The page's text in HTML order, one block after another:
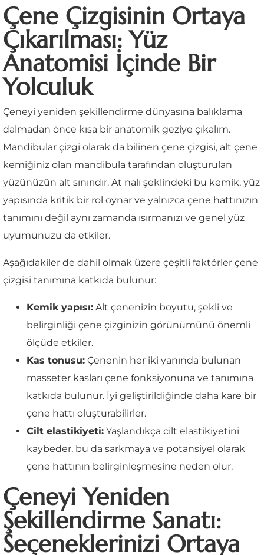
Çene Çizgisinin Ortaya
Çıkarılması: Yüz
Anatomisi İçinde Bir
Yolculuk
Çeneyi yeniden şekillendirme dünyasına balıklama
dalmadan önce kısa bir anatomik geziye çıkalım.
Mandibular çizgi olarak da bilinen çene çizgisi, alt çene
kemiğiniz olan mandibula tarafından oluşturulan
yüzünüzün alt sınırıdır. At nalı şeklindeki bu kemik, yüz
yapısında kritik bir rol oynar ve yalnızca çene hattınızın
tanımını değil aynı zamanda ısırmanızı ve genel yüz
uyumunuzu da etkiler.
Aşağıdakiler de dahil olmak üzere çeşitli faktörler çene
çizgisi tanımına katkıda bulunur:
Kemik yapısı: Alt çenenizin boyutu, şekli ve
belirginliği çene çizginizin görünümünü önemli
ölçüde etkiler.
Kas tonusu: Çenenin her iki yanında bulunan
masseter kasları çene fonksiyonuna ve tanımına
katkıda bulunur. İyi geliştirildiğinde daha kare bir
çene hattı oluşturabilirler.
Cilt elastikiyeti: Yaşlandıkça cilt elastikiyetini
kaybeder, bu da sarkmaya ve potansiyel olarak
çene hattının belirginleşmesine neden olur.
Çeneyi Yeniden
Şekillendirme Sanatı:
Seçeneklerinizi Ortaya